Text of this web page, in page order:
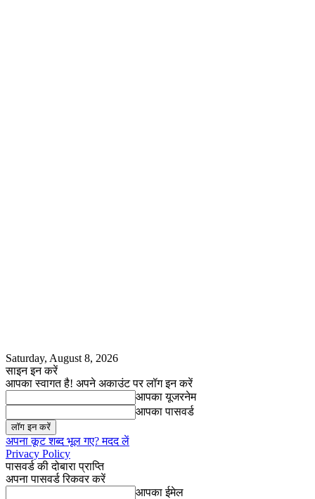
Saturday, August 8, 2026
साइन इन करें
आपका स्वागत है! अपने अकाउंट पर लॉग इन करें
आपका यूजरनेम
आपका पासवर्ड
अपना कूट शब्द भूल गए? मदद लें
Privacy Policy
पासवर्ड की दोबारा प्राप्ति
अपना पासवर्ड रिकवर करें
आपका ईमेल